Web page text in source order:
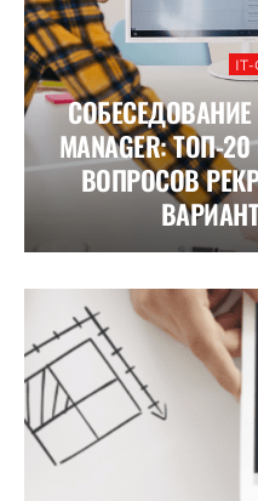
MANAGER: ТОП-
ВОПРОСОВ